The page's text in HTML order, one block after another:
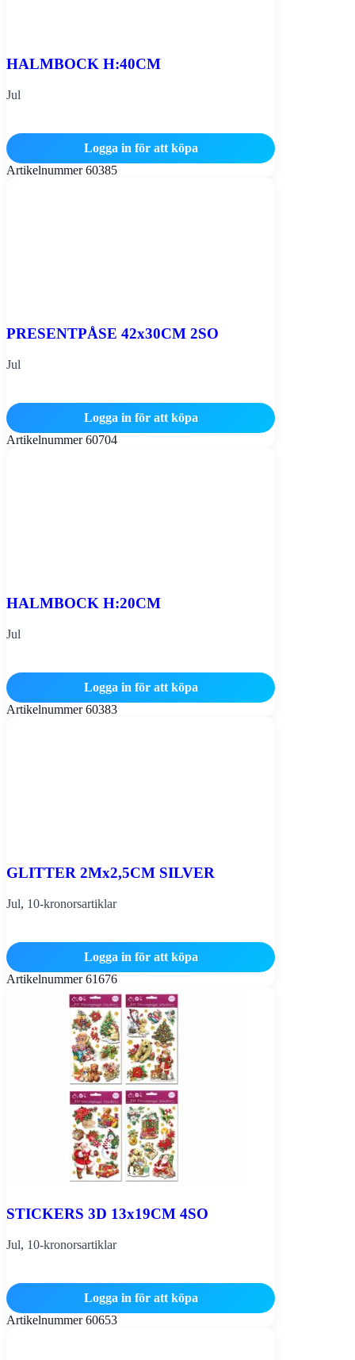
HALMBOCK H:40CM
Jul
Logga in för att köpa
Artikelnummer60385
PRESENTPÅSE 42x30CM 2SO
Jul
Logga in för att köpa
Artikelnummer60704
HALMBOCK H:20CM
Jul
Logga in för att köpa
Artikelnummer60383
GLITTER 2Mx2,5CM SILVER
Jul, 10-kronorsartiklar
Logga in för att köpa
Artikelnummer61676
STICKERS 3D 13x19CM 4SO
Jul, 10-kronorsartiklar
Logga in för att köpa
Artikelnummer60653